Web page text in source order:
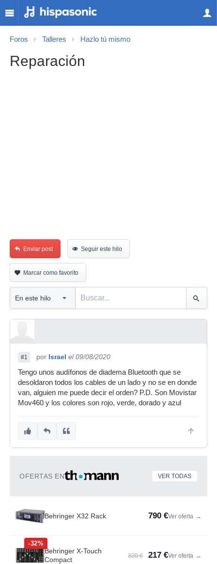
Foros Talleres Hazlo tú mismo
Reparación
Enviar post Seguir este hilo
Marcar como favorito
#1 por Israel el 09/08/2020
Tengo unos audífonos de diadema Bluetooth que se
desoldaron todos los cables de un lado y no se en donde
van, alguien me puede decir el orden? P.D. Son Movistar
Mov460 y los colores son rojo, verde, dorado y azul
OFERTAS EN VER TODAS
Behringer X32 Rack 790 €Ver oferta →
-32%
Behringer X-Touch
Compact
320 € 217 €Ver oferta →